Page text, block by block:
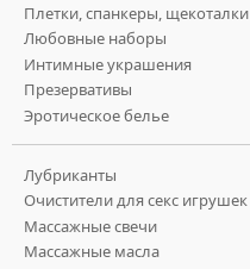
Плетки, спанкеры, щекоталки
Любовные наборы
Интимные украшения
Презервативы
Эротическое белье
Лубриканты
Очистители для секс игрушек
Массажные свечи
Массажные масла